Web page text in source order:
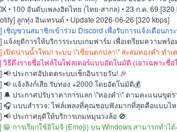
• 100 อันดับเพลงฮิตไทย (ไทย-สากล) • 23 ก.ค. 69 [320
ลูกทุ่ง อินเทรนด์ • Update 2026-06-26 [320 kbps]
เชิญชวนสมาชิกเข้าร่วม Discord เพื่อรับการแจ้งเตือนกร
แจ้งยุติการให้บริการระบบเกมฟาร์ม เพื่อเตรียมความพร้
เปิดน่านน้ำใหม่! ระบบ \"เซียนตกปลา\" สะสมทองคำ ทำ
วิธีดึงรายชื่อไฟล์ในโฟลเดอร์แบบอัตโนมัติ (เอาเฉพาะชื่
📢 ประกาศอัปเดตระบบเช็กอินรายวัน! 🎉
📢 แจ้งลิงก์เสีย รับทอง +2000 โดยอัตโนมัติ💰
🔔 ประกาศปรับราคาการแลก \"ทองคำ\" ตามคะแนนขุด
🎧 แบบสำรวจ: ไฟล์เพลงที่คุณชอบฟังมากที่สุดคือแบบไ
📢 ประกาศยุติให้บริการเกมหมุนวงล้อ 🚫
😁 การเรียกใช้อิโมจิ (Emoji) บน Windows สามารถทำ